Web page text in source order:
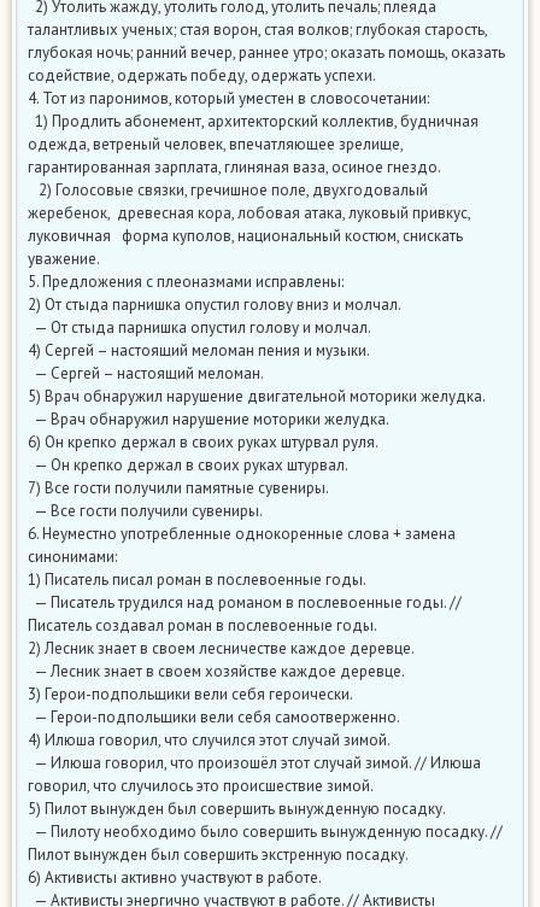
2) Утолить жажду, утолить голод, утолить печаль; плеяда
талантливых ученых; стая ворон, стая волков; глубокая старость,
глубокая ночь; ранний вечер, раннее утро; оказать помощь, оказать
содействие, одержать победу, одержать успехи.
4. Тот из паронимов, который уместен в словосочетании:
1) Продлить абонемент, архитекторский коллектив, будничная
одежда, ветреный человек, впечатляющее зрелище,
гарантированная зарплата, глиняная ваза, осиное гнездо.
2) Голосовые связки, гречишное поле, двухгодовалый
жеребенок, древесная кора, лобовая атака, луковый привкус,
луковичная форма куполов, национальный костюм, снискать
уважение.
5. Предложения с плеоназмами исправлены:
2) От стыда парнишка опустил голову вниз и молчал.
— От стыда парнишка опустил голову и молчал.
4) Сергей – настоящий меломан пения и музыки.
— Сергей – настоящий меломан.
5) Врач обнаружил нарушение двигательной моторики желудка.
— Врач обнаружил нарушение моторики желудка.
6) Он крепко держал в своих руках штурвал руля.
— Он крепко держал в своих руках штурвал.
7) Все гости получили памятные сувениры.
— Все гости получили сувениры.
6. Неуместно употребленные однокоренные слова + замена
синонимами:
1) Писатель писал роман в послевоенные годы.
— Писатель трудился над романом в послевоенные годы. //
Писатель создавал роман в послевоенные годы.
2) Лесник знает в своем лесничестве каждое деревце.
— Лесник знает в своем хозяйстве каждое деревце.
3) Герои-подпольщики вели себя героически.
— Герои-подпольщики вели себя самоотверженно.
4) Илюша говорил, что случился этот случай зимой.
— Илюша говорил, что произошёл этот случай зимой. // Илюша
говорил, что случилось это происшествие зимой.
5) Пилот вынужден был совершить вынужденную посадку.
— Пилоту необходимо было совершить вынужденную посадку. //
Пилот вынужден был совершить экстренную посадку.
6) Активисты активно участвуют в работе.
— Активисты энергично участвуют в работе. // Активисты